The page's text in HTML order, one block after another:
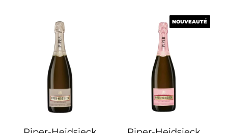
NOUVEAUTÉ
NOUVEAUTÉ